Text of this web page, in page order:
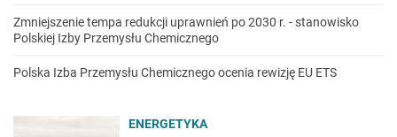
Zmniejszenie tempa redukcji uprawnień po 2030 r. - stanowisko
Polskiej Izby Przemysłu Chemicznego
Polska Izba Przemysłu Chemicznego ocenia rewizję EU ETS
ENERGETYKA